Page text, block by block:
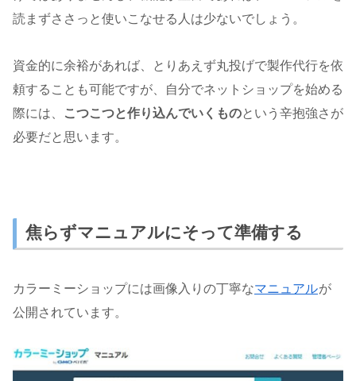
読まずささっと使いこなせる人は少ないでしょう。
資金的に余裕があれば、とりあえず丸投げで製作代行を依
頼することも可能ですが、自分でネットショップを始める
際には、
こつこつと作り込んでいくものという辛抱強さが
必要だと思います。
焦らずマニュアルにそって準備する
カラーミーショップには画像入りの丁寧なマニュアルが
公開されています。